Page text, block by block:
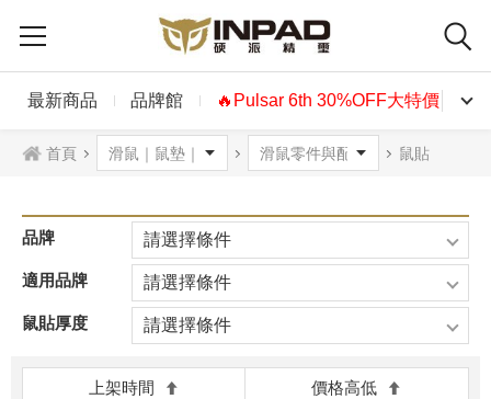
最新商品 品牌館 🔥Pulsar 6th 30%OFF大特價🔥
首頁 鼠貼
品牌 請選擇條件
適用品牌 請選擇條件
鼠貼厚度 請選擇條件
上架時間 價格高低